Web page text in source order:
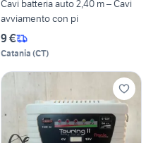
Cavi batteria auto 2,40 m – Cavi
avviamento con pi
9 €
Catania (CT)